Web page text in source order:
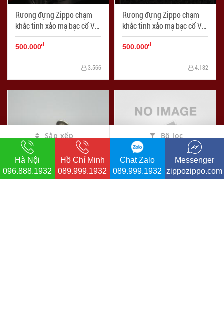
Rương đựng Zippo chạm
khắc tinh xảo mạ bạc cổ Ver
2
500.000đ
3.566
Rương đựng Zippo chạm
khắc tinh xảo mạ bạc cổ Ver
1
500.000đ
4.182
Sắp xếp Bộ lọc
Hà Nội
096.888.1932
Hồ Chí Minh
089.999.1932
Chat Zalo
089.999.1932
Messenger
zippozippo.com